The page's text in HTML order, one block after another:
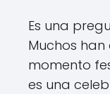
Es una
Muchos
momento
es una